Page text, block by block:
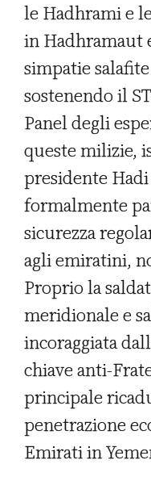
le Hadhrami e
in Hadhramaut
simpatie
sostenendo il
Panel degli
queste milizie,
presidente
formalmente
sicurezza
agli emiratini,
Proprio la
meridionale e
incoraggiata
chiave anti-
principale
penetrazione
Emirati in